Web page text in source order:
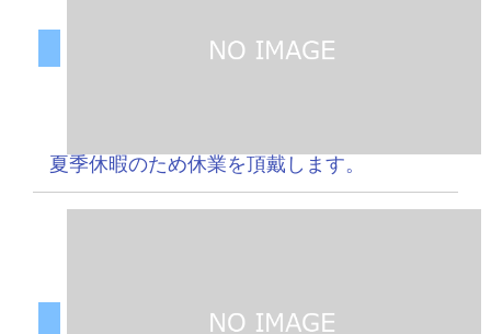
夏季休暇のため休業を頂戴します。